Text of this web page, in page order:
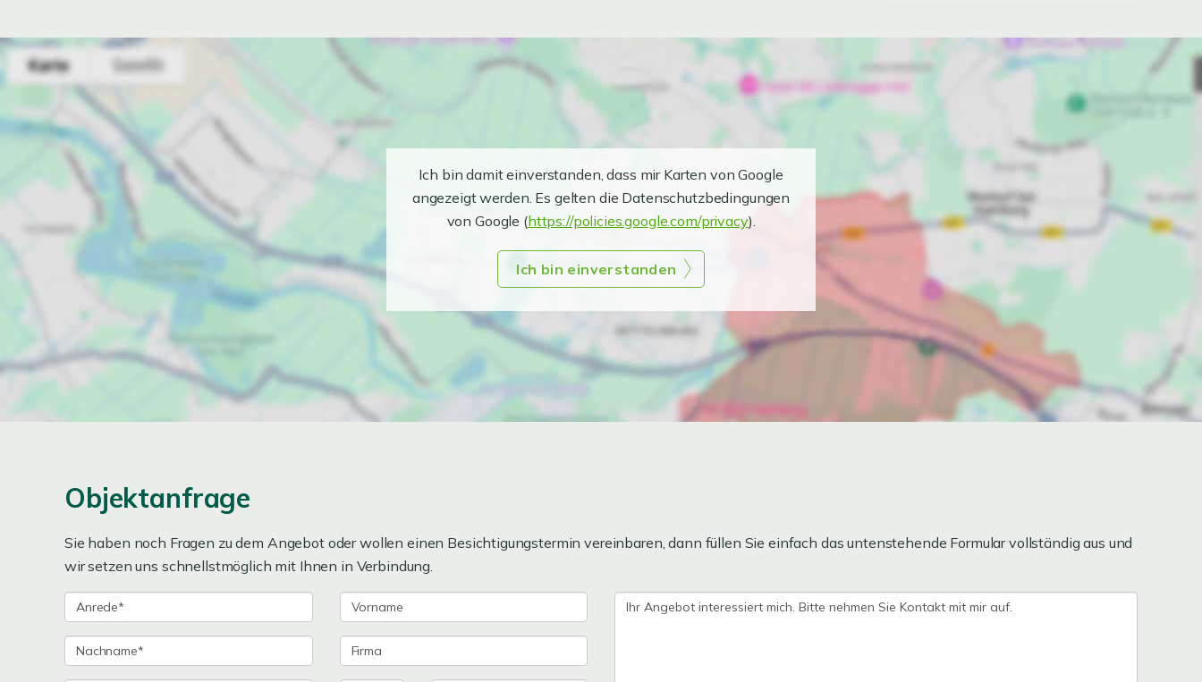
Ich bin damit einverstanden, dass mir Karten von Google
angezeigt werden. Es gelten die Datenschutzbedingungen
von Google (https://policies.google.com/privacy).
Ich bin einverstanden
Objektanfrage
Sie haben noch Fragen zu dem Angebot oder wollen einen Besichtigungstermin vereinbaren, dann füllen Sie einfach das untenstehende Formular vollständig aus und
wir setzen uns schnellstmöglich mit Ihnen in Verbindung.